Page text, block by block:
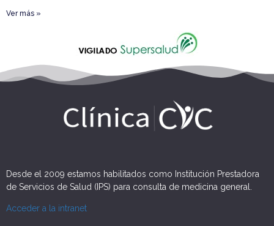
Ver más »
Desde el 2009 estamos habilitados como Institución Prestadora
de Servicios de Salud (IPS) para consulta de medicina general.
Acceder a la intranet